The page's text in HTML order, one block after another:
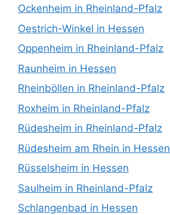
Ockenheim in Rheinland-Pfalz
Oestrich-Winkel in Hessen
Oppenheim in Rheinland-Pfalz
Raunheim in Hessen
Rheinböllen in Rheinland-Pfalz
Roxheim in Rheinland-Pfalz
Rüdesheim in Rheinland-Pfalz
Rüdesheim am Rhein in Hessen
Rüsselsheim in Hessen
Saulheim in Rheinland-Pfalz
Schlangenbad in Hessen